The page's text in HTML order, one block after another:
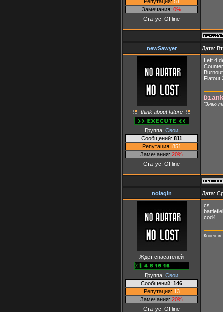
Репутация: 51
Замечания: 0%
Статус: Offline
newSawyer Дата:
think about future
Группа: Свои
Сообщений: 811
Репутация: 851
Замечания: 20%
Статус: Offline
Left 4
Burnout
Flatout
"Знаю
nolagin Дата:
Ждёт спасателей
Группа: Свои
Сообщений: 146
Репутация: 13
Замечания: 20%
Статус: Offline
cs
cod4
Конец